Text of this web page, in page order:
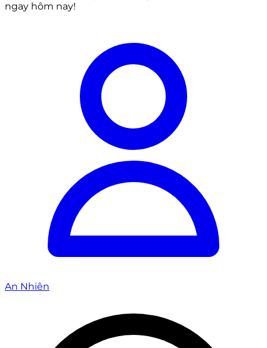
ngay hôm nay!
An Nhiên